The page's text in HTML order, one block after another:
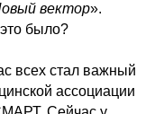
вектор».
было?
всех стал важный
ассоциации